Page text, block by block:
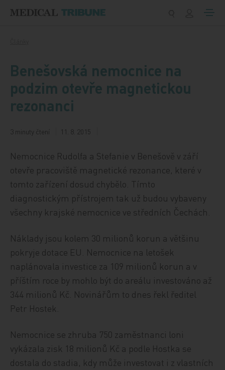
Benešovská nemocnice na
podzim otevře magnetickou
rezonanci
3 minuty čtení 11. 8. 2015
Nemocnice Rudolfa a Stefanie v Benešově v září
otevře pracoviště magnetické rezonance, které v
tomto zařízení dosud chybělo. Tímto
diagnostickým přístrojem tak už budou vybaveny
všechny krajské nemocnice ve středních Čechách.
Náklady jsou kolem 30 milionů korun a většinu
pokryje dotace EU. Nemocnice na letošek
naplánovala investice za 109 milionů korun a v
příštím roce by mohlo být do areálu investováno až
344 milionů Kč. Novinářům to dnes řekl ředitel
Petr Hostek.
Nemocnice se zhruba 750 zaměstnanci loni
vykázala zisk 18 milionů Kč a podle Hostka se
dostala do stadia, kdy může investovat i z vlastních